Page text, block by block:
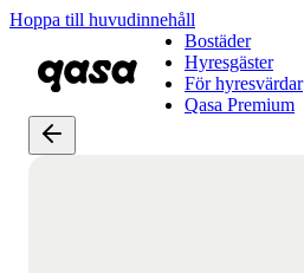
Hoppa till huvudinnehåll
Bostäder
Hyresgäster
För hyresvärdar
Qasa Premium